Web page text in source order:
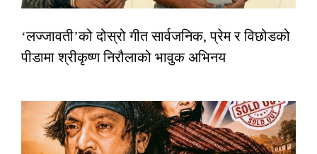
‘लज्जावती’को दोस्रो गीत सार्वजनिक, प्रेम र विछोडको
पीडामा श्रीकृष्ण निरौलाको भावुक अभिनय